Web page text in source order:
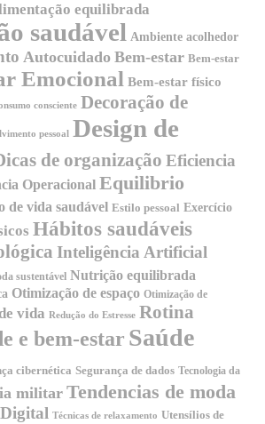
equilibrada
saudável Ambiente acolhedor
Autocuidado Bem-estar Bem-estar
Emocional Bem-estar físico
consciente Decoração de
pessoal
Design de
de organização Eficiencia
Operacional Equilibrio
de vida saudável Estilo pessoal Exercício
Hábitos saudáveis
Inteligência Artificial
sustentável Nutrição equilibrada
Otimização de espaço Otimização de
vida Redução do Estresse Rotina
e bem-estar Saúde
cibernética Segurança de dados Tecnologia da
militarTendencias de moda
Técnicas de relaxamento Utensílios de